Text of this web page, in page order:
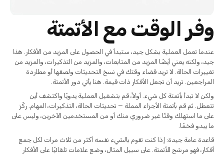
وفر الوقت مع الأتمتة
عندما تعمل العملية بشكل جيد، ستبدأ في الحصول على المزيد من الأفكار. هذا
جيد، ولكنه يعني أيضًا المزيد من المتابعات، والمزيد من التذكيرات، والمزيد من
تغييرات الحالة. لا تريد قضاء وقتك في نسخ التحديثات ولصقها أو مطاردة
المراجعين. تريد أن تجعل الأفكار ذات قيمة. هنا يأتي دور الأتمتة.
ولكن لا تبدأ بأتمتة كل شيء. أولاً، قم بتشغيل العملية يدويًا واكتشف أين
تتعطل. ثم قم بأتمتة الأجزاء المملة — تحديثات الحالة، التذكيرات، المهام. ركّز
على ما استهلك وقتًا غير ضروري منك أو من المستخدمين الآخرين، وليس على
ما يبدو فخمًا.
قاعدة عامة جيدة: إذا كنت تقوم بالشيء نفسه أكثر من ثلاث مرات لكل جمع
أفكار، فهو مرشح للأتمتة. على سبيل المثال، وضع علامات تلقائيًا على الأفكار